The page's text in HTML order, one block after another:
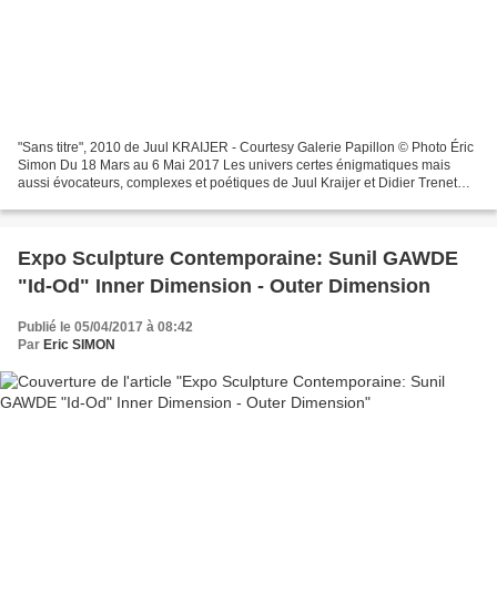
"Sans titre", 2010 de Juul KRAIJER - Courtesy Galerie Papillon © Photo Éric
Simon Du 18 Mars au 6 Mai 2017 Les univers certes énigmatiques mais
aussi évocateurs, complexes et poétiques de Juul Kraijer et Didier Trenet
Expo Sculpture Contemporaine: Sunil GAWDE
"Id-Od" Inner Dimension - Outer Dimension
Publié le 05/04/2017 à 08:42
Par Eric SIMON